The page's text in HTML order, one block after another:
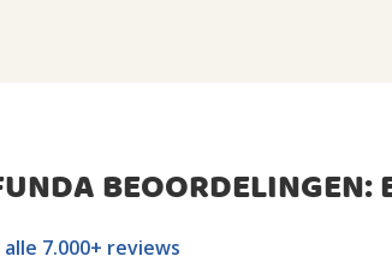
BEOORDELINGEN:
7.000+ reviews